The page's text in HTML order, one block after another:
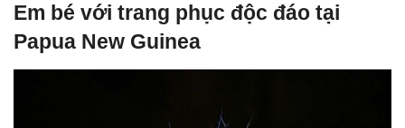
Em bé với trang phục độc đáo tại
Papua New Guinea